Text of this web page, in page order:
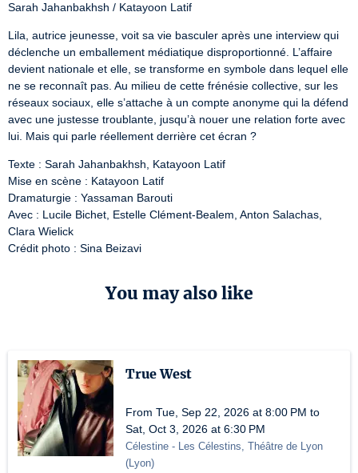
Sarah Jahanbakhsh / Katayoon Latif
Lila, autrice jeunesse, voit sa vie basculer après une interview qui
déclenche un emballement médiatique disproportionné. L’affaire
devient nationale et elle, se transforme en symbole dans lequel elle
ne se reconnaît pas. Au milieu de cette frénésie collective, sur les
réseaux sociaux, elle s’attache à un compte anonyme qui la défend
avec une justesse troublante, jusqu’à nouer une relation forte avec
lui. Mais qui parle réellement derrière cet écran ?
Texte : Sarah Jahanbakhsh, Katayoon Latif
Mise en scène : Katayoon Latif
Dramaturgie : Yassaman Barouti
Avec : Lucile Bichet, Estelle Clément-Bealem, Anton Salachas,
Clara Wielick
Crédit photo : Sina Beizavi
You may also like
True West
From Tue, Sep 22, 2026 at 8:00 PM to
Sat, Oct 3, 2026 at 6:30 PM
Célestine - Les Célestins, Théâtre de Lyon
(Lyon)